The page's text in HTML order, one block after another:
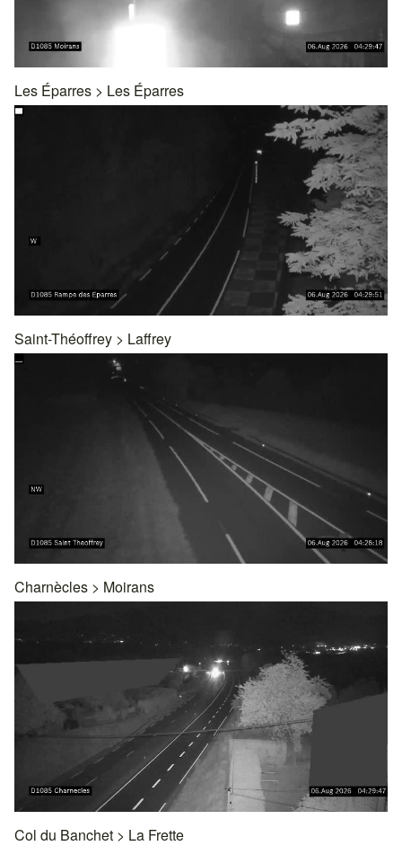
Les Éparres > Les Éparres
Saint-Théoffrey > Laffrey
Charnècles > Moirans
Col du Banchet > La Frette